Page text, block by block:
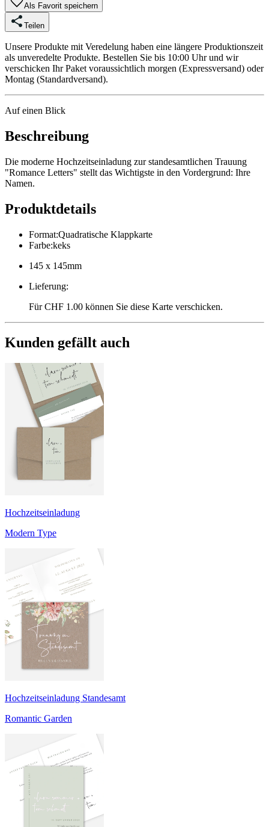
Als Favorit speichern
Teilen
Unsere Produkte mit Veredelung haben eine längere Produktionszeit
als unveredelte Produkte. Bestellen Sie bis 10:00 Uhr und wir
verschicken Ihr Paket voraussichtlich morgen (Expressversand) oder
Montag (Standardversand).
Auf einen Blick
Beschreibung
Die moderne Hochzeitseinladung zur standesamtlichen Trauung
"Romance Letters" stellt das Wichtigste in den Vordergrund: Ihre
Namen.
Produktdetails
Format:Quadratische Klappkarte
Farbe:keks
145 x 145mm
Lieferung:
Für CHF 1.00 können Sie diese Karte verschicken.
Kunden gefällt auch
Hochzeitseinladung
Modern Type
Hochzeitseinladung Standesamt
Romantic Garden